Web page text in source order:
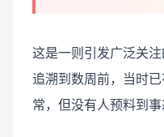
这是一则引发广泛关
追溯到数周前，当时
常，但没有人预料到事